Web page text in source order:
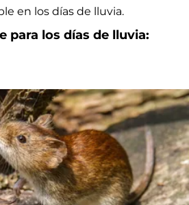
para los días de lluvia: